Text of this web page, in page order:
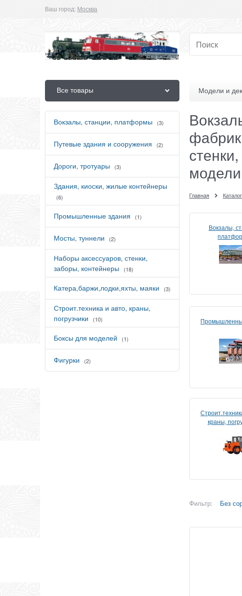
Ваш город: Москва
Все товары Модели и
Вокзалы, станции, платформы (3)
Путевые здания и сооружения (2)
Дороги, тротуары (3)
Здания, киоски, жилые контейнеры
(6)
Промышленные здания (1)
Мосты, туннели (2)
Наборы аксессуаров, стенки,
заборы, контейнеры
(18)
Катера,баржи,лодки,яхты, маяки (3)
Строит.техника и авто, краны,
погрузчики
(10)
Боксы для моделей (1)
Фигурки (2)
Главная Каталог
Вокзалы,
краны,
Фильтр: Без